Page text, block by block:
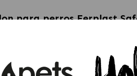
para perros Ferplast
cualquier tipo de perro. Estos
como el largo del bozal